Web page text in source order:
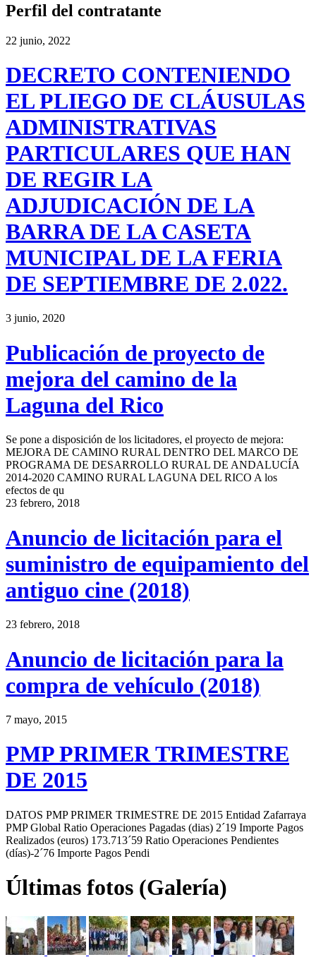
Perfil del contratante
22 junio, 2022
DECRETO CONTENIENDO
EL PLIEGO DE CLÁUSULAS
ADMINISTRATIVAS
PARTICULARES QUE HAN
DE REGIR LA
ADJUDICACIÓN DE LA
BARRA DE LA CASETA
MUNICIPAL DE LA FERIA
DE SEPTIEMBRE DE 2.022.
3 junio, 2020
Publicación de proyecto de
mejora del camino de la
Laguna del Rico
Se pone a disposición de los licitadores, el proyecto de mejora:
MEJORA DE CAMINO RURAL DENTRO DEL MARCO DE
PROGRAMA DE DESARROLLO RURAL DE ANDALUCÍA
2014-2020 CAMINO RURAL LAGUNA DEL RICO A los
efectos de qu
23 febrero, 2018
Anuncio de licitación para el
suministro de equipamiento del
antiguo cine (2018)
23 febrero, 2018
Anuncio de licitación para la
compra de vehículo (2018)
7 mayo, 2015
PMP PRIMER TRIMESTRE
DE 2015
DATOS PMP PRIMER TRIMESTRE DE 2015 Entidad Zafarraya
PMP Global Ratio Operaciones Pagadas (dias) 2´19 Importe Pagos
Realizados (euros) 173.713´59 Ratio Operaciones Pendientes
(días)-2´76 Importe Pagos Pendi
Últimas fotos (Galería)